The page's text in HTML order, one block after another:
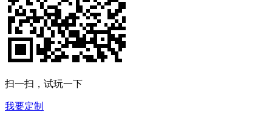
扫一扫，试玩一下
我要定制